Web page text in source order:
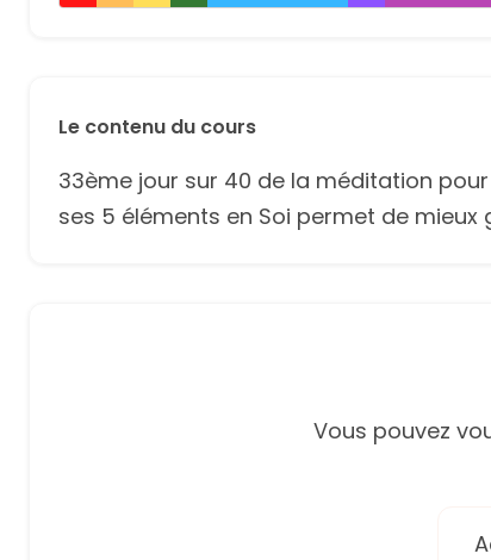
Le contenu du cours
33ème jour sur 40 de la méditation pour
ses 5 éléments en Soi permet de
Vous pouvez